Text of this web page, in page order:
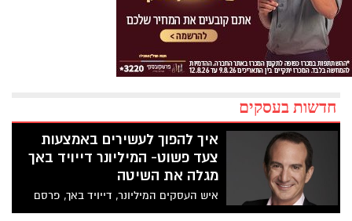
חדשות בעסקים
איך להפוך לעשירים באמצעות
צעד פשוט- המיליונר דייויד באך
מגלה את השיטה
איש העסקים המיליונר, דייויד באך, פרסם
לאחרונה את ספרו "המיליונר האוטומטי", בו